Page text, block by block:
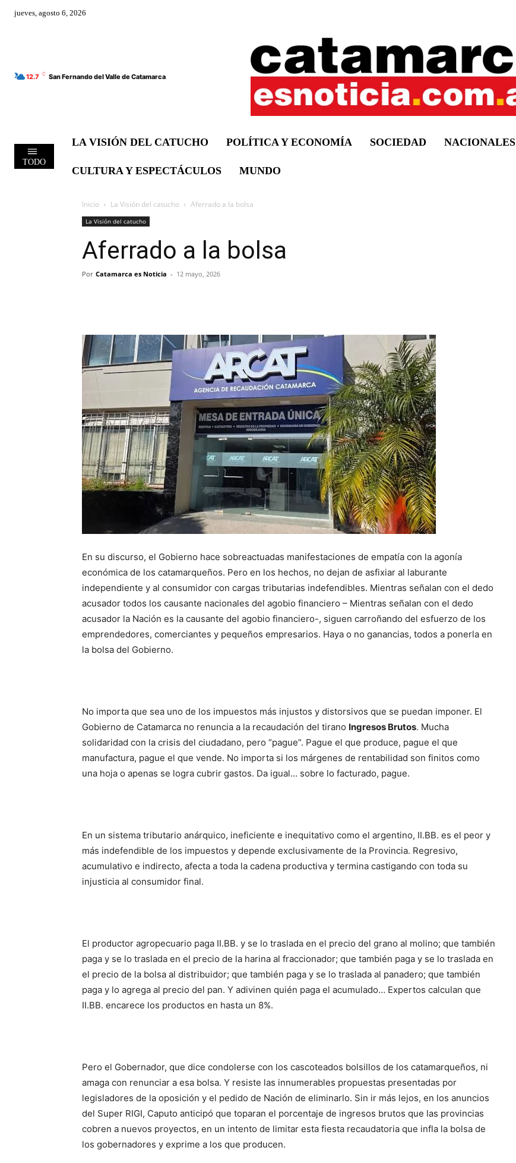
jueves, agosto 6, 2026
12.7 C San Fernando del Valle de Catamarca
TODO
LA VISIÓN DEL CATUCHO POLÍTICA Y ECONOMÍA SOCIEDAD NACIONALES
CULTURA Y ESPECTÁCULOS MUNDO
Inicio La Visión del catucho Aferrado a la bolsa
La Visión del catucho
Aferrado a la bolsa
Por Catamarca es Noticia - 12 mayo, 2026
En su discurso, el Gobierno hace sobreactuadas manifestaciones de empatía con la agonía
económica de los catamarqueños. Pero en los hechos, no dejan de asfixiar al laburante
independiente y al consumidor con cargas tributarias indefendibles. Mientras señalan con el dedo
acusador todos los causante nacionales del agobio financiero – Mientras señalan con el dedo
acusador la Nación es la causante del agobio financiero-, siguen carroñando del esfuerzo de los
emprendedores, comerciantes y pequeños empresarios. Haya o no ganancias, todos a ponerla en
la bolsa del Gobierno.
No importa que sea uno de los impuestos más injustos y distorsivos que se puedan imponer. El
Gobierno de Catamarca no renuncia a la recaudación del tirano Ingresos Brutos. Mucha
solidaridad con la crisis del ciudadano, pero “pague”. Pague el que produce, pague el que
manufactura, pague el que vende. No importa si los márgenes de rentabilidad son finitos como
una hoja o apenas se logra cubrir gastos. Da igual… sobre lo facturado, pague.
En un sistema tributario anárquico, ineficiente e inequitativo como el argentino, II.BB. es el peor y
más indefendible de los impuestos y depende exclusivamente de la Provincia. Regresivo,
acumulativo e indirecto, afecta a toda la cadena productiva y termina castigando con toda su
injusticia al consumidor final.
El productor agropecuario paga II.BB. y se lo traslada en el precio del grano al molino; que también
paga y se lo traslada en el precio de la harina al fraccionador; que también paga y se lo traslada en
el precio de la bolsa al distribuidor; que también paga y se lo traslada al panadero; que también
paga y lo agrega al precio del pan. Y adivinen quién paga el acumulado… Expertos calculan que
II.BB. encarece los productos en hasta un 8%.
Pero el Gobernador, que dice condolerse con los cascoteados bolsillos de los catamarqueños, ni
amaga con renunciar a esa bolsa. Y resiste las innumerables propuestas presentadas por
legisladores de la oposición y el pedido de Nación de eliminarlo. Sin ir más lejos, en los anuncios
del Super RIGI, Caputo anticipó que toparan el porcentaje de ingresos brutos que las provincias
cobren a nuevos proyectos, en un intento de limitar esta fiesta recaudatoria que infla la bolsa de
los gobernadores y exprime a los que producen.